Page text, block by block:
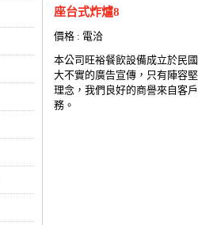
座台式炸爐8
價格 : 電洽
本公司旺裕餐飲設備成立於民
大不實的廣告宣傳，只有陣容
理念，我們良好的商譽來自客
務。